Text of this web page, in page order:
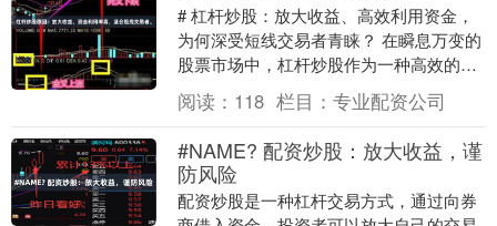
# 杠杆炒股：放大收益、高效利用资金，
为何深受短线交易者青睐？ 在瞬息万变的
股票市场中，杠杆炒股作为一种高效的资
金运用方式，正吸引着越来越多短线交易
者的目光。其....
阅读： 118 栏目： 专业配资公司
#NAME? 配资炒股：放大收益，谨
防风险
配资炒股是一种杠杆交易方式，通过向券